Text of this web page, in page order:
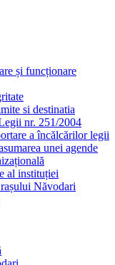
și funcționare
si destinatia
nr. 251/2004
a încălcărilor legii
unei agende
al instituției
Năvodari